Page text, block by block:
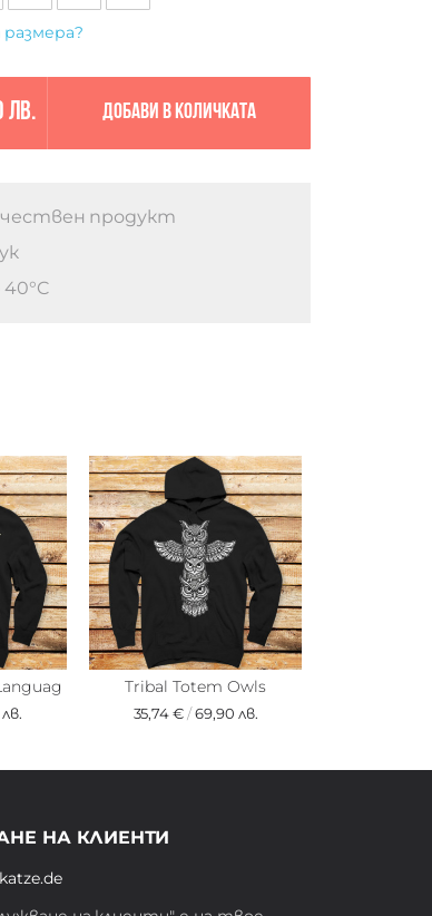
размера?
лв. Добави в количката
продукт
Tribal Totem Owls
35,74 €/69,90 лв.
НА КЛИЕНТИ